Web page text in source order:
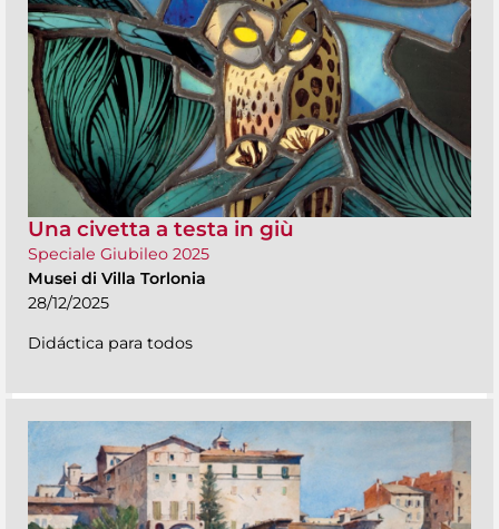
Una civetta a testa in giù
Speciale Giubileo 2025
Musei di Villa Torlonia
28/12/2025
Didáctica para todos